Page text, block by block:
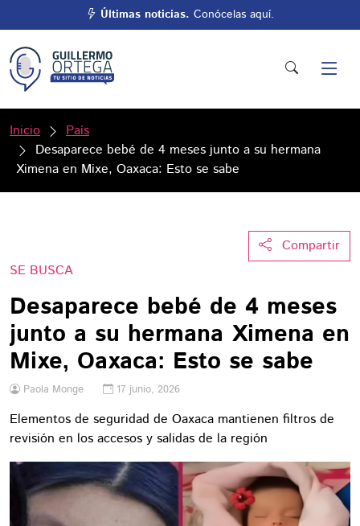
Últimas noticias. Conócelas aquí.
Inicio
País
Desaparece bebé de 4 meses junto a su hermana
Ximena en Mixe, Oaxaca: Esto se sabe
Compartir
SE BUSCA
Desaparece bebé de 4 meses
junto a su hermana Ximena en
Mixe, Oaxaca: Esto se sabe
Paola Monge 17 junio, 2026
Elementos de seguridad de Oaxaca mantienen filtros de
revisión en los accesos y salidas de la región